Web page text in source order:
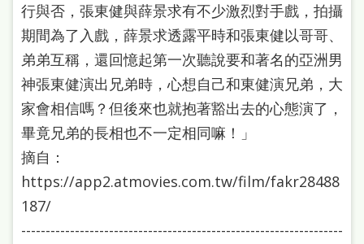
行與否，張東健與薛景求有不少激烈對手戲，拍攝
期間為了入戲，薛景求透露平時和張東健以哥哥、
弟弟互稱，還回憶起第一次聽說要和著名的亞洲男
神張東健演出兄弟時，心想自己和東健演兄弟，大
家會相信嗎？但後來也就抱著豁出去的心態演了，
畢竟兄弟的長相也不一定相同嘛！」
摘自：
https://app2.atmovies.com.tw/film/fakr28488
187/
------------------------------------------------------------------